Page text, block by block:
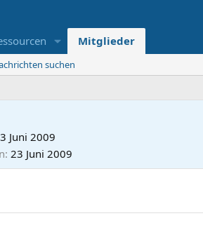
Mitglieder
suchen
Juni 2009
23 Juni 2009